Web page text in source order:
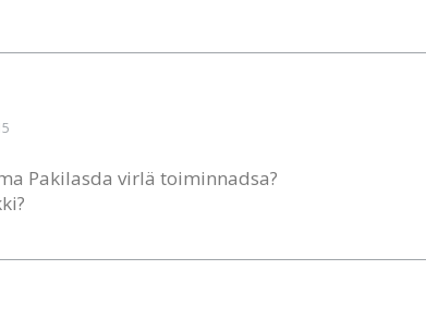
Pakilasda virlä toiminnadsa?